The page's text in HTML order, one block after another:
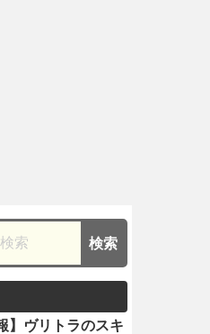
】ヴリトラのスキ